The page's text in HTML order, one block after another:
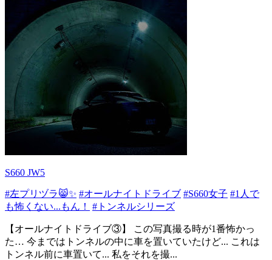
S660 JW5
#左プリヅラ😸✨ #オールナイトドライブ #S660女子 #1人で
も怖くない...もん！
#トンネルシリーズ
【オールナイトドライブ③】 この写真撮る時が1番怖かっ
た… 今まではトンネルの中に車を置いていたけど... これは
トンネル前に車置いて... 私をそれを撮...